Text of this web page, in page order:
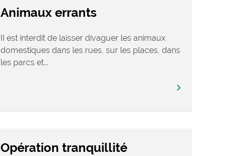
Animaux errants
II est interdit de laisser divaguer les animaux
domestiques dans les rues, sur les places, dans
les parcs et...
chevron_right
Opération tranquillité